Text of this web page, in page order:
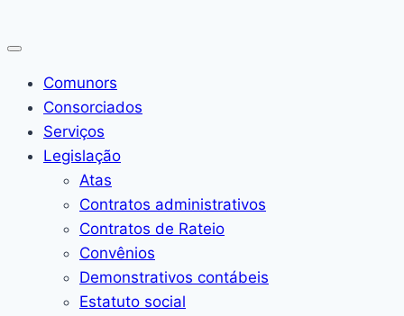
para
Conteúdo
Comunors
Consorciados
Serviços
Legislação
Atas
Contratos administrativos
Contratos de Rateio
Convênios
Demonstrativos contábeis
Estatuto social